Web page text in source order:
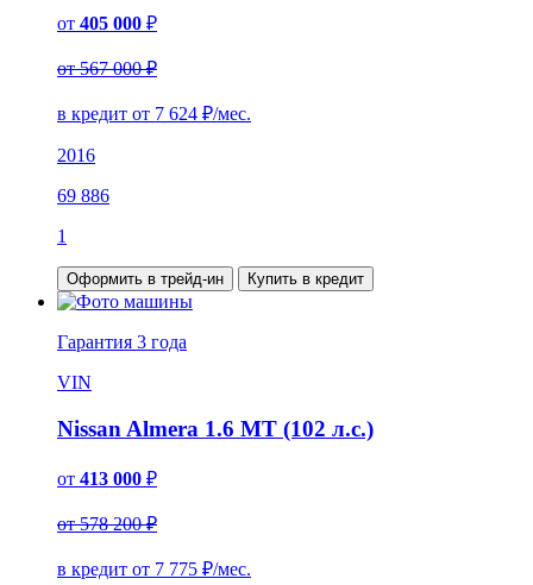
от 405 000 ₽
от 567 000 ₽
в кредит от 7 624 ₽/мес.
2016
69 886
1
Оформить в трейд-ин Купить в кредит
Гарантия 3 года
VIN
Nissan Almera 1.6 MT (102 л.с.)
от 413 000 ₽
от 578 200 ₽
в кредит от 7 775 ₽/мес.